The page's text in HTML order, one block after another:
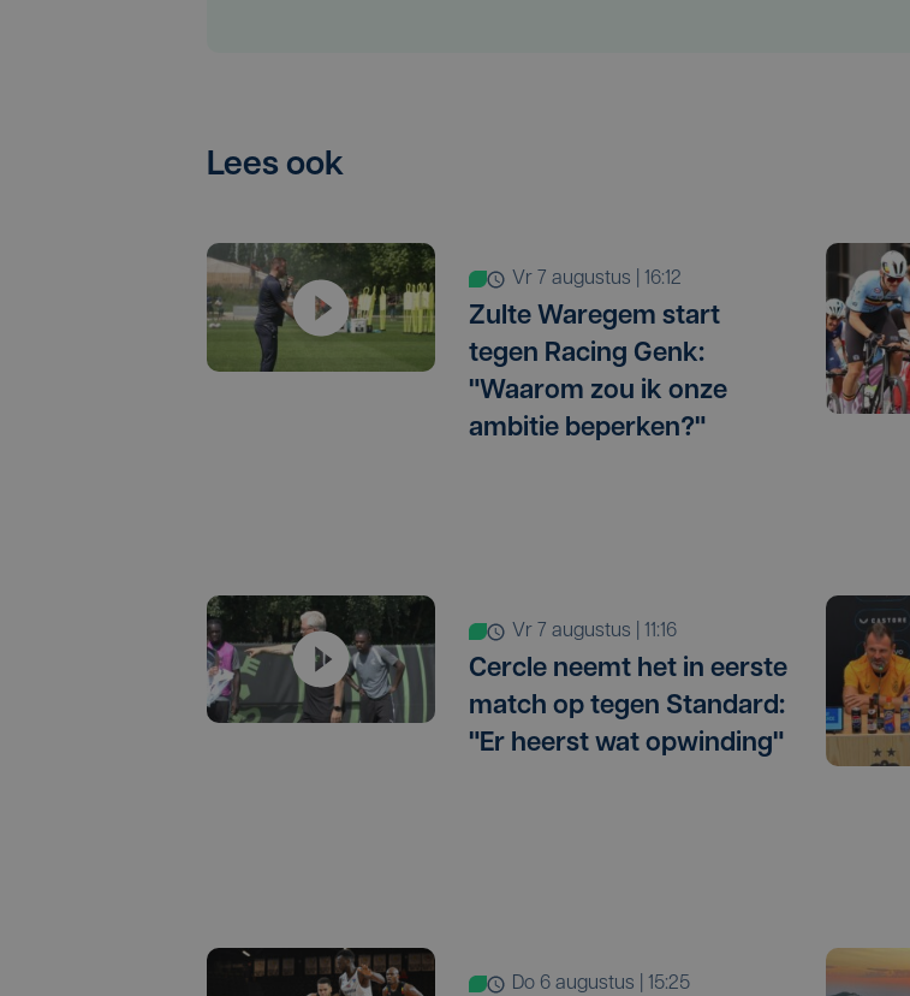
Lees ook
vr 7 augustus | 16:12
Zulte Waregem start
tegen Racing Genk:
"Waarom zou ik onze
ambitie beperken?"
vr 7 augustus | 11:16
Cercle neemt het in eerste
match op tegen Standard:
"Er heerst wat opwinding"
do 6 augustus | 15:25